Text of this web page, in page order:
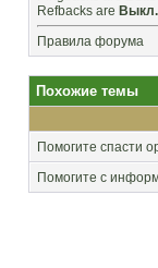
Refbacks are Выкл.
Правила форума
Похожие темы
Помогите спасти
Помогите с